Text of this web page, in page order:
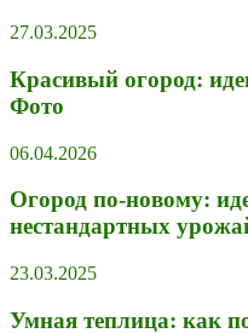
27.03.2025
Красивый огород:
Фото
06.04.2026
Огород по-новому:
нестандартных
23.03.2025
Умная теплица: как